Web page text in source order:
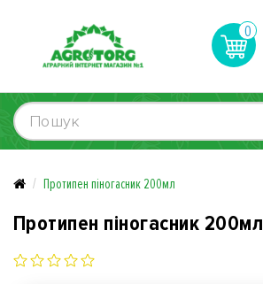
0
Протипен піногасник 200мл
Протипен піногасник 200мл